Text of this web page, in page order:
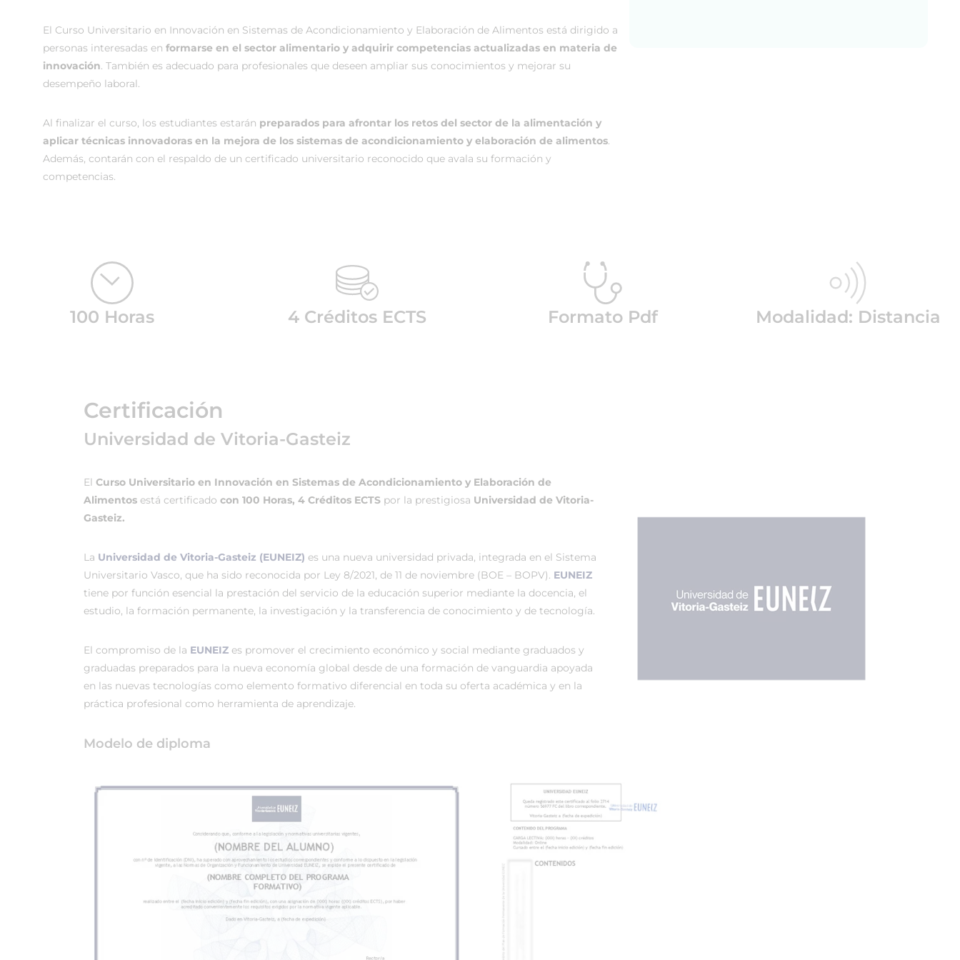
El Curso Universitario en Innovación en Sistemas de Acondicionamiento y Elaboración de Alimentos está dirigido a
personas interesadas en formarse en el sector alimentario y adquirir competencias actualizadas en materia de
innovación. También es adecuado para profesionales que deseen ampliar sus conocimientos y mejorar su
desempeño laboral.
Al finalizar el curso, los estudiantes estarán preparados para afrontar los retos del sector de la alimentación y
aplicar técnicas innovadoras en la mejora de los sistemas de acondicionamiento y elaboración de alimentos.
Además, contarán con el respaldo de un certificado universitario reconocido que avala su formación y
competencias.
100 Horas 4 Créditos ECTS Formato Pdf Modalidad: Distancia
Certificación
Universidad de Vitoria-Gasteiz
El Curso Universitario en Innovación en Sistemas de Acondicionamiento y Elaboración de
Alimentos está certificado con 100 Horas, 4 Créditos ECTS por la prestigiosa Universidad de Vitoria-
Gasteiz.
La Universidad de Vitoria-Gasteiz (EUNEIZ) es una nueva universidad privada, integrada en el Sistema
Universitario Vasco, que ha sido reconocida por Ley 8/2021, de 11 de noviembre (BOE – BOPV). EUNEIZ
tiene por función esencial la prestación del servicio de la educación superior mediante la docencia, el
estudio, la formación permanente, la investigación y la transferencia de conocimiento y de tecnología.
El compromiso de la EUNEIZ es promover el crecimiento económico y social mediante graduados y
graduadas preparados para la nueva economía global desde de una formación de vanguardia apoyada
en las nuevas tecnologías como elemento formativo diferencial en toda su oferta académica y en la
práctica profesional como herramienta de aprendizaje.
Modelo de diploma